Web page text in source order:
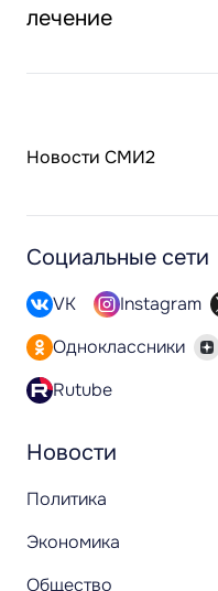
лечение
Новости СМИ2
Новости
Политика
Экономика
Общество
Социальные сети
VK Instagram
Одноклассники
Rutube